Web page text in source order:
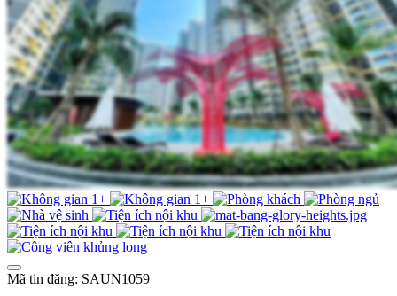
Mã tin đăng: SAUN1059